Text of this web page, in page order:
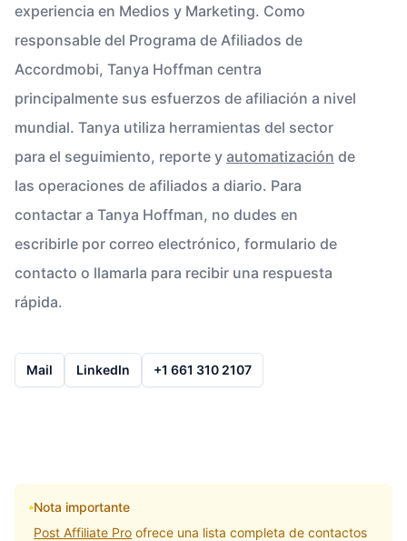
experiencia en Medios y Marketing. Como
responsable del Programa de Afiliados de
Accordmobi, Tanya Hoffman centra
principalmente sus esfuerzos de afiliación a nivel
mundial. Tanya utiliza herramientas del sector
para el seguimiento, reporte y automatización de
las operaciones de afiliados a diario. Para
contactar a Tanya Hoffman, no dudes en
escribirle por correo electrónico, formulario de
contacto o llamarla para recibir una respuesta
rápida.
Mail LinkedIn +1 661 310 2107
Nota importante
Post Affiliate Pro ofrece una lista completa de contactos